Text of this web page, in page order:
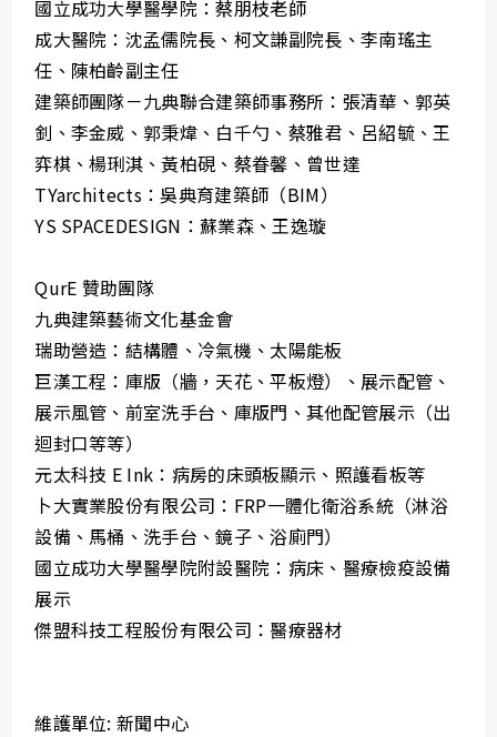
國立成功大學醫學院：蔡朋枝老師
成大醫院：沈孟儒院長、柯文謙副院長、李南瑤主
任、陳柏齡副主任
建築師團隊－九典聯合建築師事務所：張清華、郭英
釗、李金威、郭秉煒、白千勺、蔡雅君、呂紹毓、王
弈棋、楊琍淇、黃柏硯、蔡眷馨、曾世達
TYarchitects：吳典育建築師（BIM）
YS SPACEDESIGN：蘇業森、王逸璇
QurE 贊助團隊
九典建築藝術文化基金會
瑞助營造：結構體、冷氣機、太陽能板
巨漢工程：庫版（牆，天花、平板燈）、展示配管、
展示風管、前室洗手台、庫版門、其他配管展示（出
迴封口等等）
元太科技 E Ink：病房的床頭板顯示、照護看板等
卜大實業股份有限公司：FRP一體化衛浴系統（淋浴
設備、馬桶、洗手台、鏡子、浴廁門）
國立成功大學醫學院附設醫院：病床、醫療檢疫設備
展示
傑盟科技工程股份有限公司：醫療器材
維護單位: 新聞中心